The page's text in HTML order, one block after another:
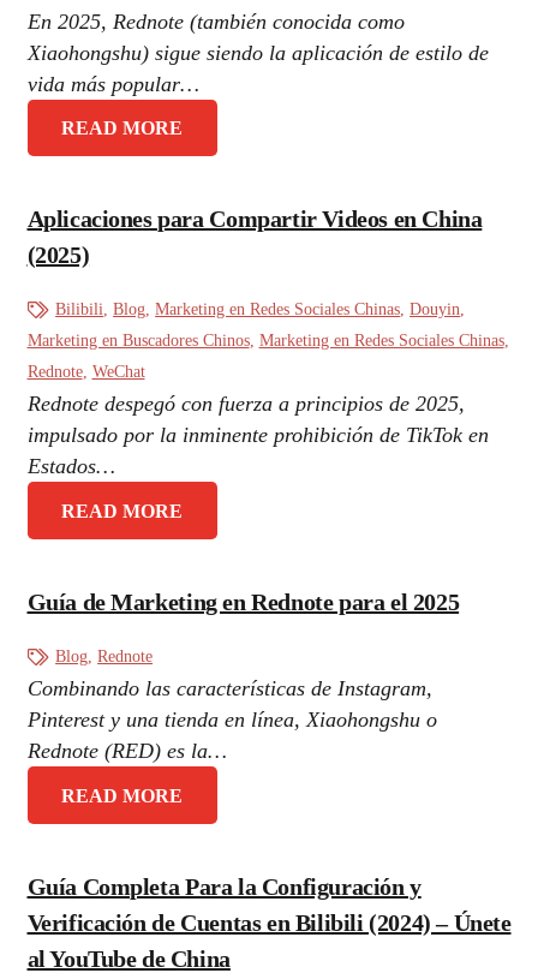
En 2025, Rednote (también conocida como
Xiaohongshu) sigue siendo la aplicación de estilo de
vida más popular…
READ MORE
Aplicaciones para Compartir Videos en China
(2025)
Bilibili,Blog,Marketing en Redes Sociales Chinas,Douyin,
Marketing en Buscadores Chinos, Marketing en Redes Sociales Chinas,
Rednote, WeChat
Rednote despegó con fuerza a principios de 2025,
impulsado por la inminente prohibición de TikTok en
Estados…
READ MORE
Guía de Marketing en Rednote para el 2025
Blog,Rednote
Combinando las características de Instagram,
Pinterest y una tienda en línea, Xiaohongshu o
Rednote (RED) es la…
READ MORE
Guía Completa Para la Configuración y
Verificación de Cuentas en Bilibili (2024) – Únete
al YouTube de China